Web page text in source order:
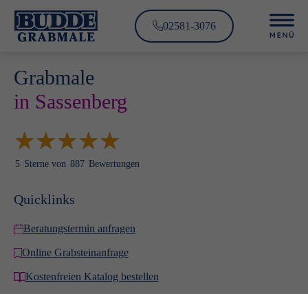
02581-3076
Grabmale
in Sassenberg
★★★★★
★★★★★
5 Sterne von 887 Bewertungen
Quicklinks
Beratungstermin anfragen
Online Grabsteinanfrage
Kostenfreien Katalog bestellen